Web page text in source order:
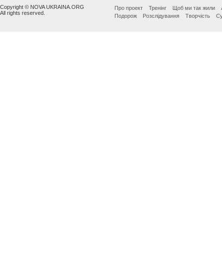
Copyright © NOVA UKRAINA.ORG
All rights reserved.
Про проект Тренінг Щоб ми так жили
Подорож
Розслідування Творчість